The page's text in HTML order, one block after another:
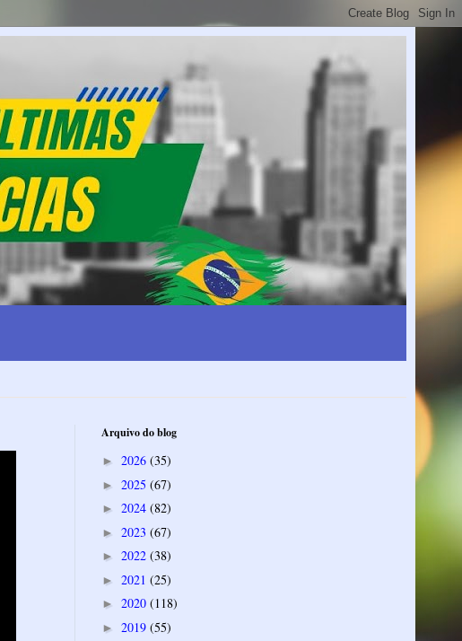
Arquivo do blog
► 2026 (35)
► 2025 (67)
► 2024 (82)
► 2023 (67)
► 2022 (38)
► 2021 (25)
► 2020 (118)
► 2019 (55)